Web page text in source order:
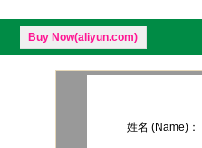
Buy Now(aliyun.com)
姓名 (Name)：